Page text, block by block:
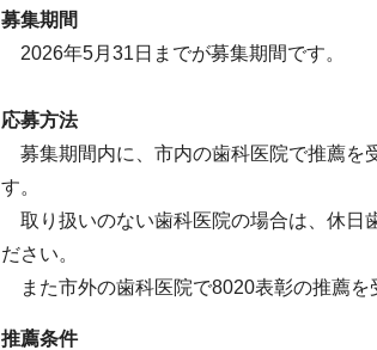
募集期間
2026年5月31日までが募集期間です。
応募方法
募集期間内に、市内の歯科医院で推薦を
す。
取り扱いのない歯科医院の場合は、休日
ださい。
また市外の歯科医院で8020表彰の推薦
推薦条件